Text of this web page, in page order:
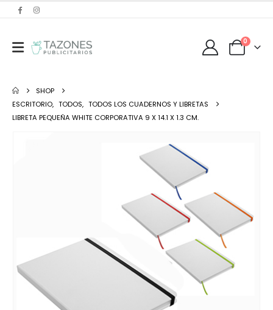
0
SHOP
ESCRITORIO, TODOS, TODOS LOS CUADERNOS Y LIBRETAS
LIBRETA PEQUEÑA WHITE CORPORATIVA 9 X 14.1 X 1.3 CM.